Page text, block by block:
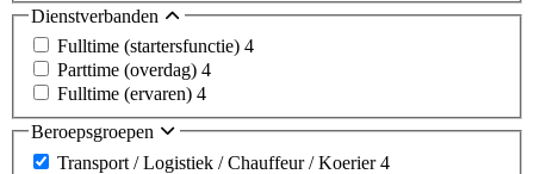
Dienstverbanden
Fulltime (startersfunctie) 4
Parttime (overdag) 4
Fulltime (ervaren) 4
Beroepsgroepen
Transport / Logistiek / Chauffeur / Koerier4